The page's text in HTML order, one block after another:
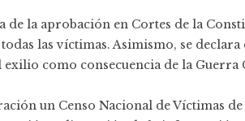
de la aprobación en Cortes de la
las víctimas. Asimismo, se
como consecuencia de la Guerra
un Censo Nacional de Víctimas